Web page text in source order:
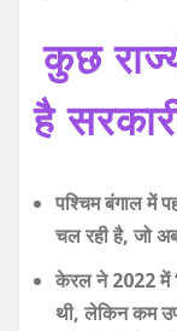
कुछ
है
पश्चिम बंगाल में
चल रही है, जो
केरल ने 2022 में
थी, लेकिन कम